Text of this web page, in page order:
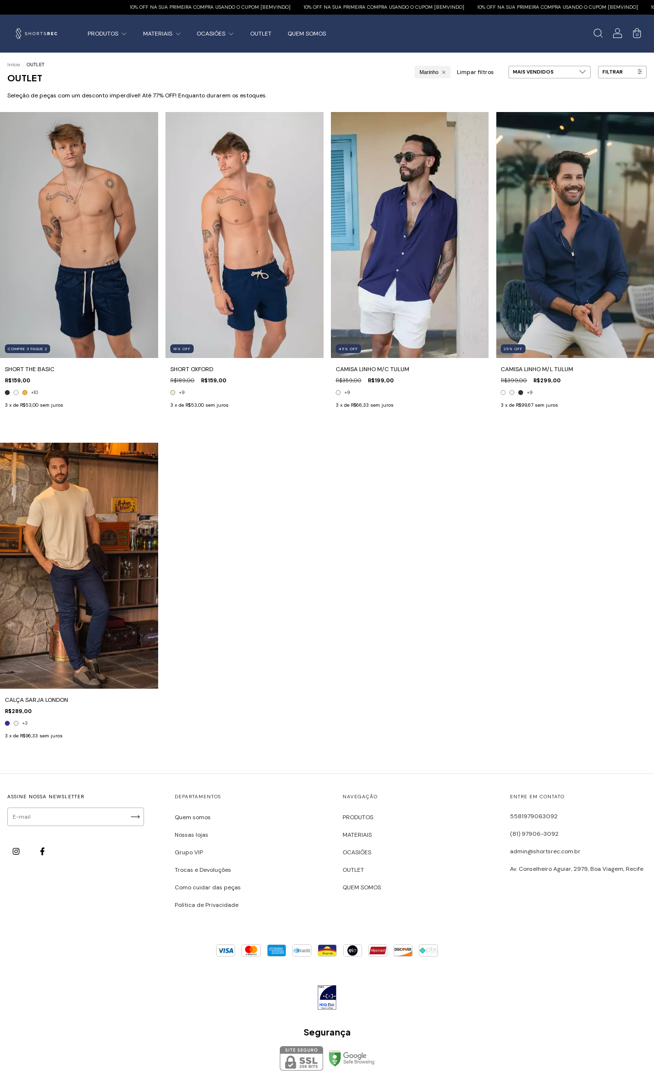
10% OFF NA SUA PRIMEIRA COMPRA USANDO O CUPOM [BEMVINDO] 10% OFF NA SUA PRIMEIRA COMPRA USANDO O CUPOM [BEMVINDO] 10% OFF NA SUA PRIMEIRA COMPRA USANDO O CUPOM [BEMVINDO] 10% OFF NA SUA
PRODUTOS MATERIAIS OCASIÕES OUTLET QUEM SOMOS 0
Início . OUTLET
OUTLET
Marinho Limpar filtros FILTRAR
Seleção de peças com um desconto imperdível! Até 77% OFF! Enquanto durarem os estoques.
COMPRE 3 PAGUE 2
SHORT THE BASIC
R$159,00
+10
3 x de R$53,00 sem juros
16 % OFF
SHORT OXFORD
R$189,00 R$159,00
+9
3 x de R$53,00 sem juros
45 % OFF
CAMISA LINHO M/C TULUM
R$359,00 R$199,00
+9
3 x de R$66,33 sem juros
25 %OFF
CAMISA LINHO M/L TULUM
R$399,00 R$299,00
+9
3 x de R$99,67 sem juros
CALÇA SARJA LONDON
R$289,00
+3
3 x de R$96,33 sem juros
ASSINE NOSSA NEWSLETTER DEPARTAMENTOS
Quem somos
Nossas lojas
Grupo VIP
Trocas e Devoluções
Como cuidar das peças
Política de Privacidade
NAVEGAÇÃO
PRODUTOS
MATERIAIS
OCASIÕES
OUTLET
QUEM SOMOS
ENTRE EM CONTATO
5581979063092
(81) 97906-3092
admin@shortsrec.com.br
Av. Conselheiro Aguiar, 2979, Boa Viagem, Recife
Segurança